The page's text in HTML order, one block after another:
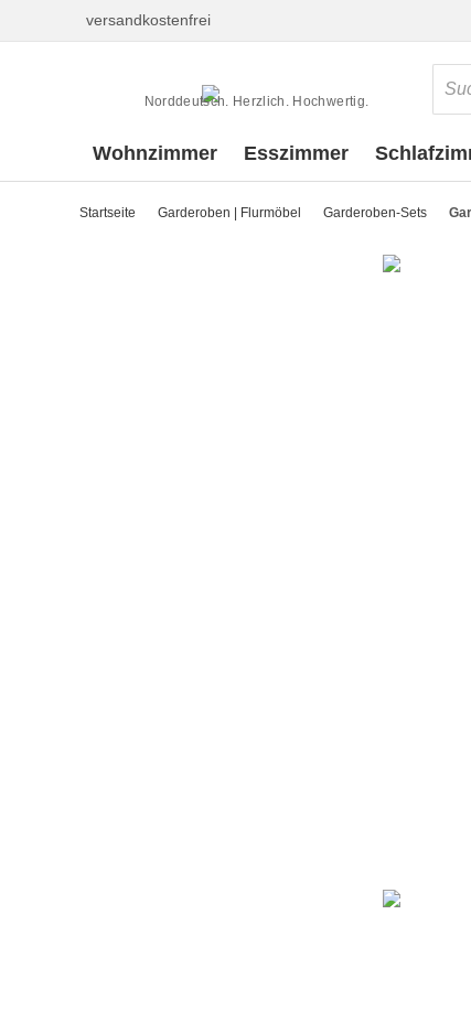
versandkostenfrei
Norddeutsch. Herzlich. Hochwertig.
Wohnzimmer Esszimmer
Startseite Garderoben | Flurmöbel Garderoben-Sets